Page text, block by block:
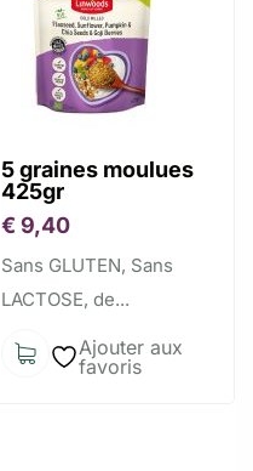
5 graines moulues
425gr
€ 9,40
Sans GLUTEN, Sans
LACTOSE, de...
Ajouter aux
favoris